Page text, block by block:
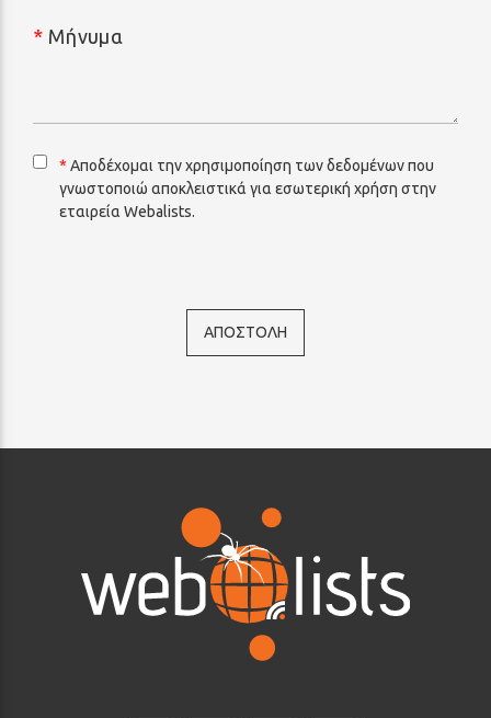
* Μήνυμα
* Αποδέχομαι την χρησιμοποίηση των δεδομένων που
γνωστοποιώ αποκλειστικά για εσωτερική χρήση στην
εταιρεία Webalists.
ΑΠΟΣΤΟΛΗ